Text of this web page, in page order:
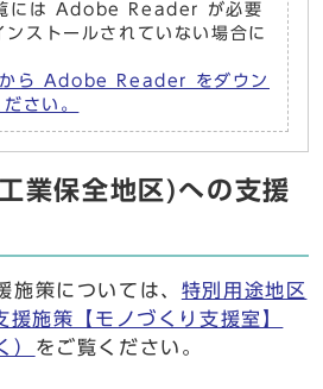
には Adobe Reader が必要
ンストールされていない場合に
ら Adobe Reader をダウン
さい。
業保全地区)への支援
施策については、 特別用途地区
施策【モノづくり支援室】
） をご覧ください。